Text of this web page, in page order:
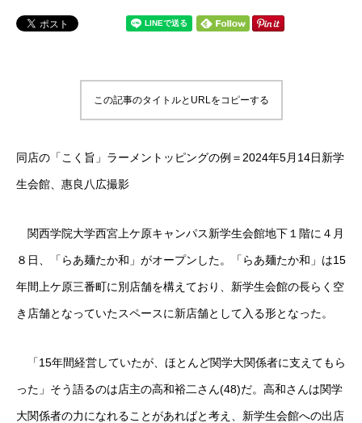
この記事のタイトルとURLをコピーする
同店の「こく旨」ラーメントッピングの例＝2024年5月14日新学
生会館、惠良八広撮影
関西学院大学西宮上ケ原キャンパス新学生会館地下１階に４月
８日、「らあ麺たか和」がオープンした。「らあ麺たか和」は15
年間上ケ原三番町に別店舗を構えており、新学生会館の長らく空
き店舗となっていたスペースに新店舗として入る形となった。
「15年間経営していたが、ほとんど関学大関係者に支えてもら
った」そう語るのは店主の高和裕二さん(48)だ。高和さんは関学
大関係者の力になれることがあればと考え、新学生会館への出店